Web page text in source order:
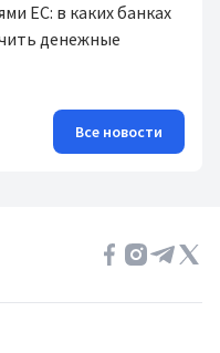
ЕС: в каких банках
денежные
Все новости